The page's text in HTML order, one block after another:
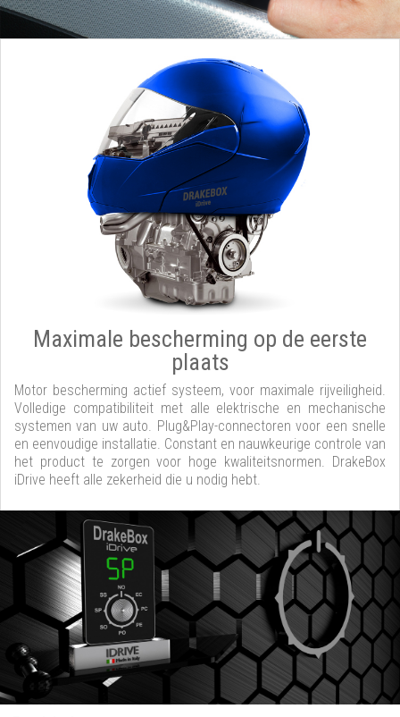
Maximale bescherming op de eerste
plaats
Motor bescherming actief systeem, voor maximale rijveiligheid.
Volledige compatibiliteit met alle elektrische en mechanische
systemen van uw auto. Plug&Play-connectoren voor een snelle
en eenvoudige installatie. Constant en nauwkeurige controle van
het product te zorgen voor hoge kwaliteitsnormen. DrakeBox
iDrive heeft alle zekerheid die u nodig hebt.